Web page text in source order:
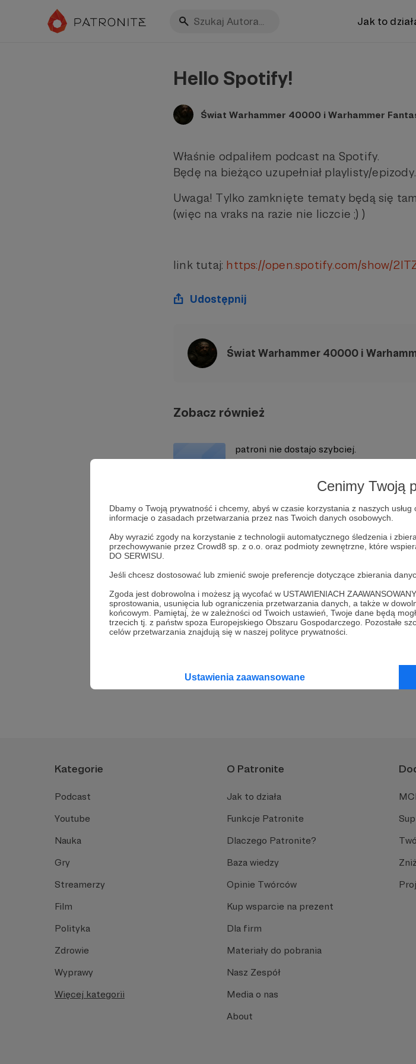
Cenimy Twoją
Dbamy o Twoją prywatność i chcemy, abyś w czasie korzystania z naszych
informacje o zasadach przetwarzania przez nas Twoich danych osobowych.
Aby wyrazić zgody na korzystanie z technologii automatycznego śledzenia i
przechowywanie przez Crowd8 sp. z o.o. oraz podmioty zewnętrzne, które
DO SERWISU.
Jeśli chcesz dostosować lub zmienić swoje preferencje dotyczące zbierania
Zgoda jest dobrowolna i możesz ją wycofać w USTAWIENIACH
sprostowania, usunięcia lub ograniczenia przetwarzania danych, a także w
końcowym. Pamiętaj, że w zależności od Twoich ustawień, Twoje dane będą
trzecich tj. z państw spoza Europejskiego Obszaru Gospodarczego. Pozostałe
celów przetwarzania znajdują się w naszej polityce prywatności.
Ustawienia zaawansowane
Jak to
Hello Spotify!
Świat Warhammer 40000 i Warhammer
Właśnie odpaliłem podcast na Spotify.
Będę na bieżąco uzupełniał playlisty/epizody.
Uwaga! Tylko zamknięte tematy będą się tam
(więc na vraks na razie nie liczcie ;) )
link tutaj: https://open.spotify.com/show/
Udostępnij
Świat Warhammer 40000 i
Zobacz również
patroni nie dostajo szybciej.
kolejny artykuł o orkach. dziś - goffy.
Odcinki na Spotify za free dla patronów
Komentarze (1)
TheLibr4rian
No rewelacja :) że tez nie zauważyłem tego wcześniej. Dzięki!
Kategorie
Podcast
Youtube
Nauka
Gry
Streamerzy
Film
Polityka
Zdrowie
Wyprawy
Więcej kategorii
O Patronite
Jak to działa
Funkcje Patronite
Dlaczego Patronite?
Baza wiedzy
Opinie Twórców
Kup wsparcie na prezent
Dla firm
Materiały do pobrania
Nasz Zespół
Media o nas
About